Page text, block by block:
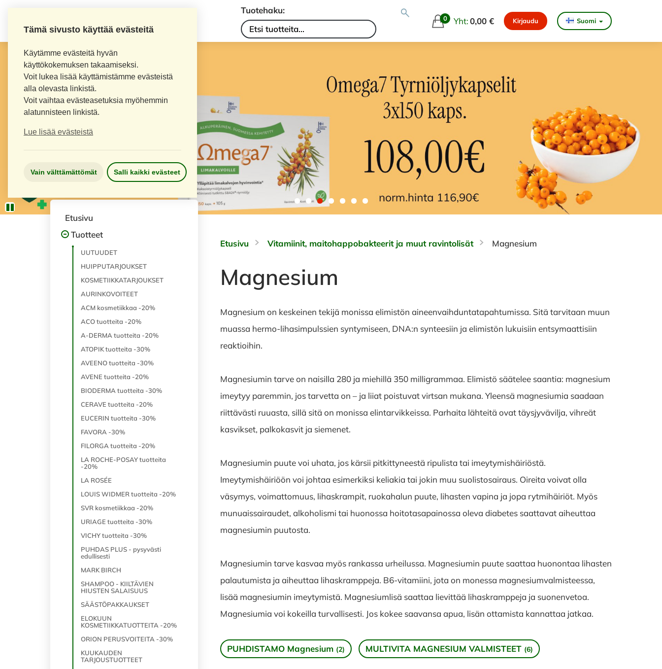
Tämä sivusto käyttää evästeitä
Käytämme evästeitä hyvän
käyttökokemuksen takaamiseksi.
Voit lukea lisää käyttämistämme evästeistä
alla olevasta linkistä.
Voit vaihtaa evästeasetuksia myöhemmin
alatunnisteen linkistä.
Lue lisää evästeistä
Vain välttämättömät Salli kaikki evästeet
Tuotehaku:
0 Yht:0,00 € Kirjaudu Suomi
Etusivu
Tuotteet
UUTUUDET
HUIPPUTARJOUKSET
KOSMETIIKKATARJOUKSET
AURINKOVOITEET
ACM kosmetiikkaa -20%
ACO tuotteita -20%
A-DERMA tuotteita -20%
ATOPIK tuotteita -30%
AVEENO tuotteita -30%
AVENE tuotteita -20%
BIODERMA tuotteita -30%
CERAVE tuotteita -20%
EUCERIN tuotteita -30%
FAVORA -30%
FILORGA tuotteita -20%
LA ROCHE-POSAY tuotteita
-20%
LA ROSÉE
LOUIS WIDMER tuotteita -20%
SVR kosmetiikkaa -20%
URIAGE tuotteita -30%
VICHY tuotteita -30%
PUHDAS PLUS - pysyvästi
edullisesti
MARK BIRCH
SHAMPOO - KIILTÄVIEN
HIUSTEN SALAISUUS
SÄÄSTÖPAKKAUKSET
ELOKUUN
KOSMETIIKKATUOTTEITA -20%
ORION PERUSVOITEITA -30%
KUUKAUDEN
TARJOUSTUOTTEET
Etusivu Vitamiinit, maitohappobakteerit ja muut ravintolisät Magnesium
Magnesium
Magnesium on keskeinen tekijä monissa elimistön aineenvaihduntatapahtumissa. Sitä tarvitaan muun
muassa hermo-lihasimpulssien syntymiseen, DNA:n synteesiin ja elimistön lukuisiin entsymaattisiin
reaktioihin.
Magnesiumin tarve on naisilla 280 ja miehillä 350 milligrammaa. Elimistö säätelee saantia: magnesium
imeytyy paremmin, jos tarvetta on – ja liiat poistuvat virtsan mukana. Yleensä magnesiumia saadaan
riittävästi ruuasta, sillä sitä on monissa elintarvikkeissa. Parhaita lähteitä ovat täysjyvävilja, vihreät
kasvikset, palkokasvit ja siemenet.
Magnesiumin puute voi uhata, jos kärsii pitkittyneestä ripulista tai imeytymishäiriöstä.
Imeytymishäiriöön voi johtaa esimerkiksi keliakia tai jokin muu suolistosairaus. Oireita voivat olla
väsymys, voimattomuus, lihaskrampit, ruokahalun puute, lihasten vapina ja jopa rytmihäiriöt. Myös
munuaissairaudet, alkoholismi tai huonossa hoitotasapainossa oleva diabetes saattavat aiheuttaa
magnesiumin puutosta.
Magnesiumin tarve kasvaa myös rankassa urheilussa. Magnesiumin puute saattaa huonontaa lihasten
palautumista ja aiheuttaa lihaskramppeja. B6-vitamiini, jota on monessa magnesiumvalmisteessa,
lisää magnesiumin imeytymistä. Magnesiumlisä saattaa lievittää lihaskramppeja ja suonenvetoa.
Magnesiumia voi kokeilla turvallisesti. Jos kokee saavansa apua, lisän ottamista kannattaa jatkaa.
PUHDISTAMO Magnesium (2) MULTIVITA MAGNESIUM VALMISTEET (6)